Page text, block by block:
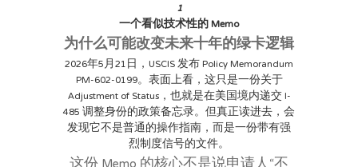
1
一个看似技术性的 Memo
为什么可能改变未来十年的绿卡逻辑
2026年5月21日，USCIS 发布 Policy Memorandum
PM-602-0199。表面上看，这只是一份关于
Adjustment of Status，也就是在美国境内递交 I-
485 调整身份的政策备忘录。但真正读进去，会
发现它不是普通的操作指南，而是一份带有强
烈制度信号的文件。